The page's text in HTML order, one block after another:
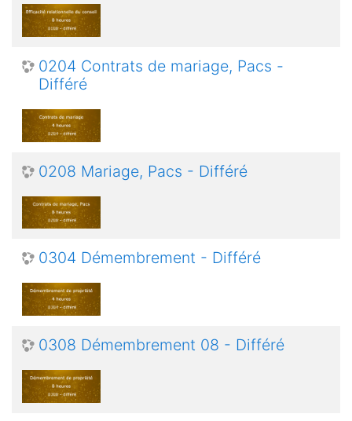
0204 Contrats de mariage, Pacs -
Différé
0208 Mariage, Pacs - Différé
0304 Démembrement - Différé
0308 Démembrement 08 - Différé